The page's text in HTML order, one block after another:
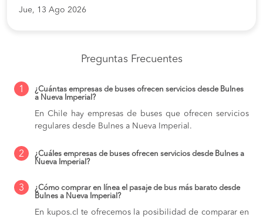
Jue, 13 Ago 2026
Preguntas Frecuentes
1
¿Cuántas empresas de buses ofrecen servicios desde Bulnes
a Nueva Imperial?
En Chile hay empresas de buses que ofrecen servicios
regulares desde Bulnes a Nueva Imperial.
2
¿Cuáles empresas de buses ofrecen servicios desde Bulnes a
Nueva Imperial?
3
¿Cómo comprar en línea el pasaje de bus más barato desde
Bulnes a Nueva Imperial?
En kupos.cl te ofrecemos la posibilidad de comparar en